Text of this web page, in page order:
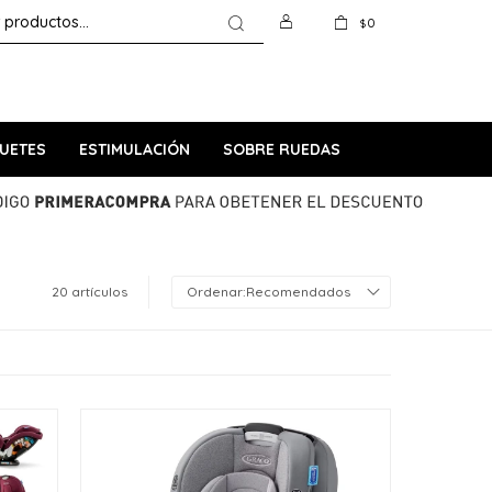
ESTIMULACIÓN SOBRE RUEDAS
$0
20 artículos Recomendados